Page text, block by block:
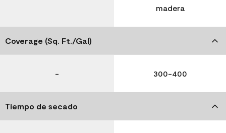
madera
Coverage (Sq. Ft./Gal)
- 300-400
Tiempo de secado